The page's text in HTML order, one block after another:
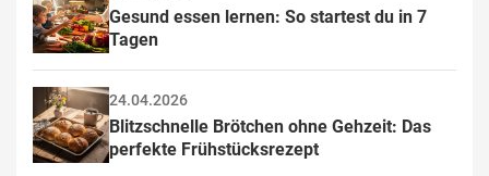
Gesund essen lernen: So startest du in 7
Tagen
24.04.2026
Blitzschnelle Brötchen ohne Gehzeit: Das
perfekte Frühstücksrezept